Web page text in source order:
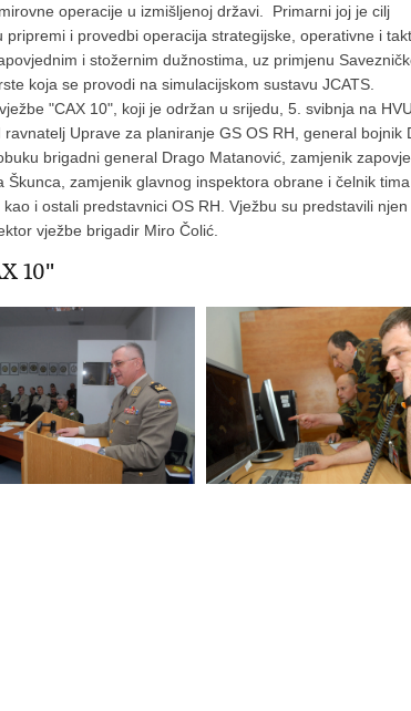
operacije u izmišljenoj državi. Primarni joj je cilj
i provedbi operacija strategijske, operativne i
i stožernim dužnostima, uz primjenu
koja se provodi na simulacijskom sustavu JCATS.
"CAX 10", koji je održan u srijedu, 5. svibnja na
Uprave za planiranje GS OS RH, general bojnik
brigadni general Drago Matanović, zamjenik
zamjenik glavnog inspektora obrane i čelnik
i ostali predstavnici OS RH. Vježbu su predstavili
vježbe brigadir Miro Čolić.
10"